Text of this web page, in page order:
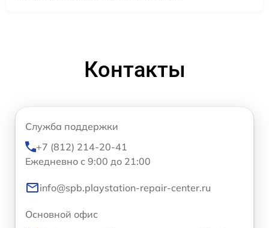
Контакты
Служба поддержки
+7 (812) 214-20-41
Ежедневно с 9:00 до 21:00
info@spb.playstation-repair-center.ru
Основной офис